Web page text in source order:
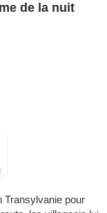
de la nuit
Transylvanie pour